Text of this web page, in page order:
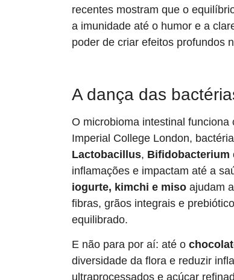
recentes mostram que o
a imunidade até o humor e a
poder de criar efeitos profundos
A dança das
O microbioma intestinal
Imperial College London,
Lactobacillus, Bifidobacterium
inflamações e impactam até a
iogurte, kimchi e miso ajudam
fibras, grãos integrais e
equilibrado.
E não para por aí: até o
diversidade da flora e reduzir
ultraprocessados e açúcar